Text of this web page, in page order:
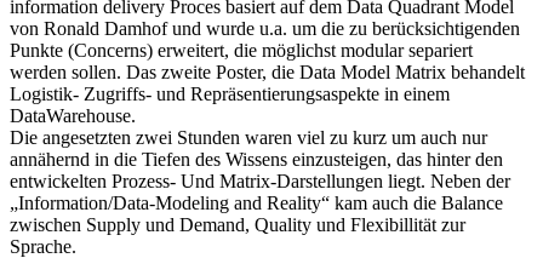
information delivery Proces basiert auf dem Data Quadrant Model
von Ronald Damhof und wurde u.a. um die zu berücksichtigenden
Punkte (Concerns) erweitert, die möglichst modular separiert
werden sollen. Das zweite Poster, die Data Model Matrix behandelt
Logistik- Zugriffs- und Repräsentierungsaspekte in einem
DataWarehouse.
Die angesetzten zwei Stunden waren viel zu kurz um auch nur
annähernd in die Tiefen des Wissens einzusteigen, das hinter den
entwickelten Prozess- Und Matrix-Darstellungen liegt. Neben der
„Information/Data-Modeling and Reality“ kam auch die Balance
zwischen Supply und Demand, Quality und Flexibillität zur
Sprache.